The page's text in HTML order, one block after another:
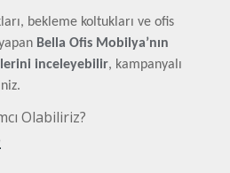
bekleme koltukları ve ofis
Bella Ofis Mobilya’nın
inceleyebilir, kampanyalı
Olabiliriz?